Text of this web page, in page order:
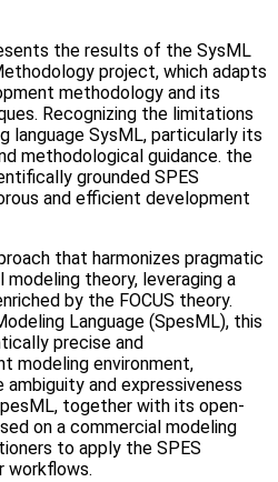
the results of the SysML
project, which adapts
methodology and its
Recognizing the limitations
language SysML, particularly its
methodological guidance. the
grounded SPES
and efficient development
that harmonizes pragmatic
theory, leveraging a
by the FOCUS theory.
Language (SpesML), this
precise and
modeling environment,
and expressiveness
together with its open-
on a commercial modeling
to apply the SPES
workflows.